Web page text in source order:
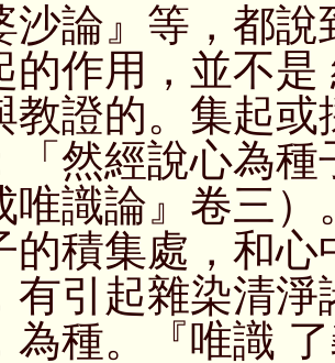
』等，都說
的作用，並不
教證的。集起
「然經說心為
唯識論』卷三
的積集處，和
有引起雜染清
為種。『唯識